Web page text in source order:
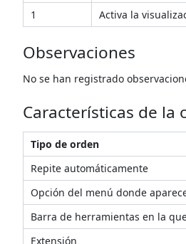
1
Activa la
Observaciones
No se han registrado
Características de la
Tipo de orden
Repite automáticamente
Opción del menú donde
Barra de herramientas en la
Extensión